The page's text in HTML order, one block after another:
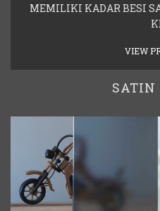
MEMILIKI KADAR BESI
VIEW
SATIN